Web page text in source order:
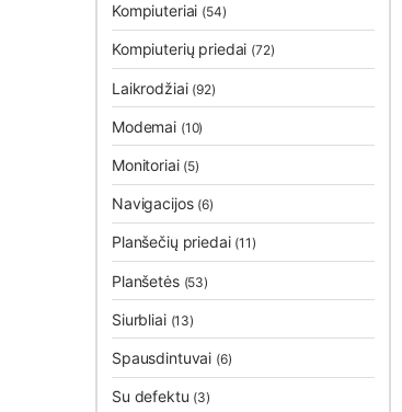
Kompiuteriai (54)
Kompiuterių priedai (72)
Laikrodžiai (92)
Modemai (10)
Monitoriai (5)
Navigacijos (6)
Planšečių priedai (11)
Planšetės (53)
Siurbliai (13)
Spausdintuvai (6)
Su defektu (3)